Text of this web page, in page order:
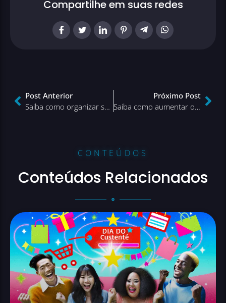
Compartilhe em suas redes
Post Anterior
Saiba como organizar sua loja virtual no dia da Cyber Monday!
Próximo Post
Saiba como aumentar o tráfego do seu e-commerce
CONTEÚDOS
Conteúdos Relacionados